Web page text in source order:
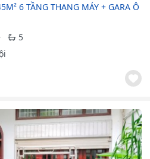
6 TẦNG THANG MÁY + GARA Ô
5